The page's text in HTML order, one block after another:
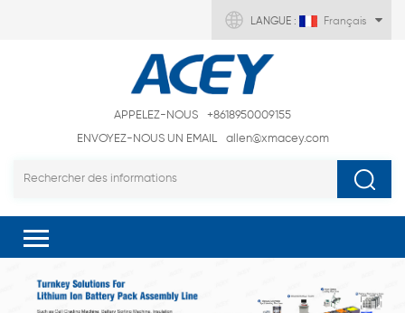
LANGUE : Français
APPELEZ-NOUS
+8618950009155
ENVOYEZ-NOUS UN EMAIL
allen@xmacey.com